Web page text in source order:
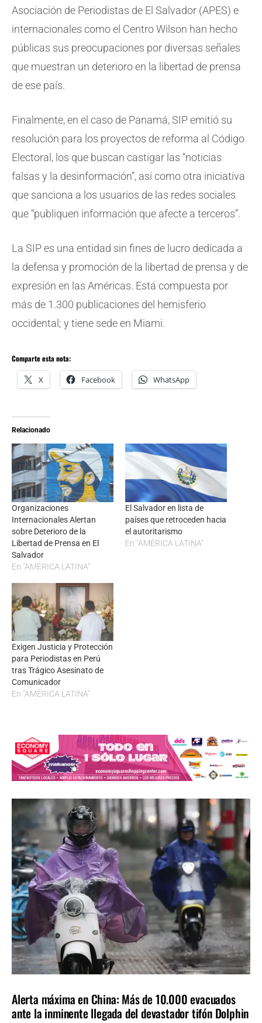
Asociación de Periodistas de El Salvador (APES) e
internacionales como el Centro Wilson han hecho
públicas sus preocupaciones por diversas señales
que muestran un deterioro en la libertad de prensa
de ese país.
Finalmente, en el caso de Panamá, SIP emitió su
resolución para los proyectos de reforma al Código
Electoral, los que buscan castigar las “noticias
falsas y la desinformación”, así como otra iniciativa
que sanciona a los usuarios de las redes sociales
que “publiquen información que afecte a terceros”.
La SIP es una entidad sin fines de lucro dedicada a
la defensa y promoción de la libertad de prensa y de
expresión en las Américas. Está compuesta por
más de 1.300 publicaciones del hemisferio
occidental; y tiene sede en Miami.
Comparte esta nota:
X Facebook WhatsApp
Relacionado
Organizaciones
Internacionales Alertan
sobre Deterioro de la
Libertad de Prensa en El
Salvador
En "AMÉRICA LATINA"
El Salvador en lista de
países que retroceden hacia
el autoritarismo
En "AMÉRICA LATINA"
Exigen Justicia y Protección
para Periodistas en Perú
tras Trágico Asesinato de
Comunicador
En "AMÉRICA LATINA"
Alerta máxima en China: Más de 10.000 evacuados
ante la inminente llegada del devastador tifón Dolphin